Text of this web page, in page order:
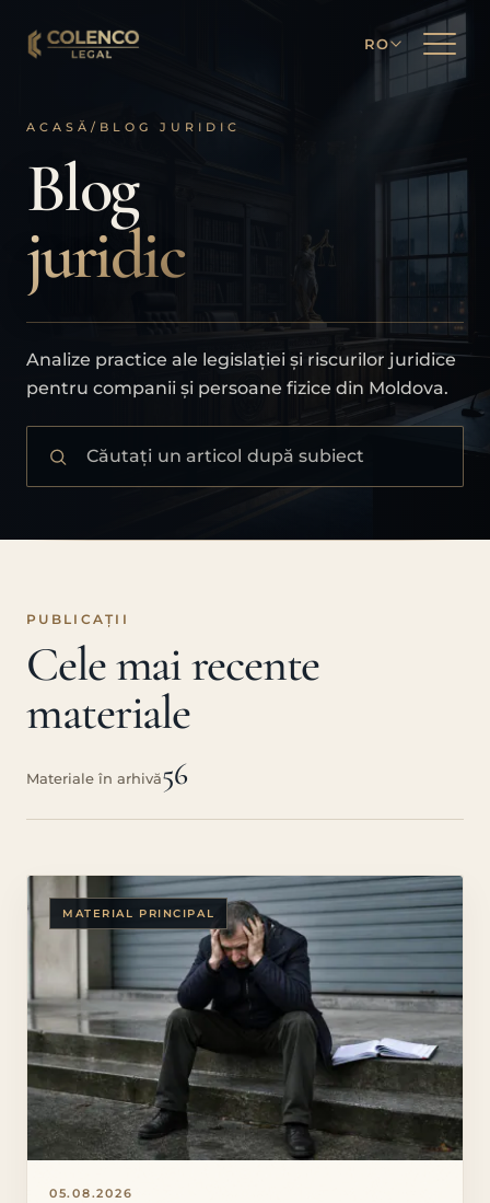
RO
ACASĂ / BLOG JURIDIC
Blog
juridic
Analize practice ale legislației și riscurilor juridice
pentru companii și persoane fizice din Moldova.
PUBLICAȚII
Cele mai recente
materiale
Materiale în arhivă56
MATERIAL PRINCIPAL
05.08.2026